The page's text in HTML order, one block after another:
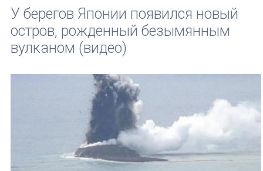
У берегов Японии появился новый
остров, рожденный безымянным
вулканом (видео)